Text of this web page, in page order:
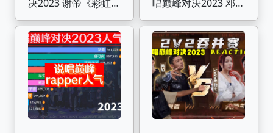
决2023 谢帝《彩虹》
个人舞台现场！
唱巅峰对决2023 邓典
果DDG 《耍》太嗨
咯!!!